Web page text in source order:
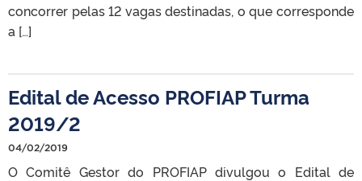
concorrer pelas 12 vagas destinadas, o que corresponde
a […]
Edital de Acesso PROFIAP Turma
2019/2
04/02/2019
O Comitê Gestor do PROFIAP divulgou o Edital de